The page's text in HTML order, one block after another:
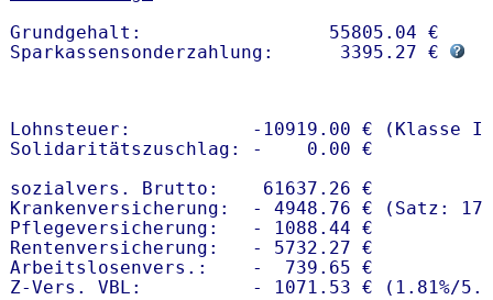
Grundgehalt:                 55805.04 €
Sparkassensonderzahlung:      3395.27 €
Lohnsteuer:           -10919.00 € (Klasse I)
Solidaritätszuschlag: -    0.00 €
sozialvers. Brutto:    61637.26 €
Krankenversicherung:  - 4948.76 € (Satz:
Pflegeversicherung:   - 1088.44 €
Rentenversicherung:   - 5732.27 €
Arbeitslosenvers.:    -  739.65 €
Z-Vers. VBL:          - 1071.53 € ( 1.81%/